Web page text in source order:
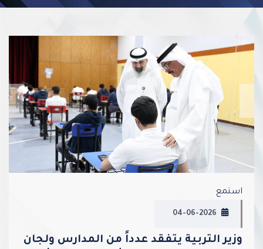
استمع
04-06-2026
وزير التربية يتفقد عدداً من المدارس ولجان